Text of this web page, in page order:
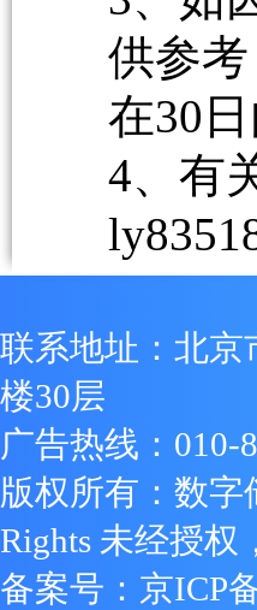
供参
在30日
4、有
联系地址：北京
楼30层
广告热线：010-
版权所有：数字
Rights 未经授权
备案号： 京ICP